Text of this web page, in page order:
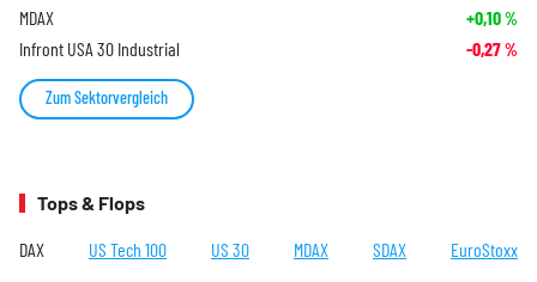
MDAX +0,10%
Infront USA 30 Industrial -0,27%
Zum Sektorvergleich
Tops & Flops
DAX US Tech 100 US 30 MDAX SDAX EuroStoxx